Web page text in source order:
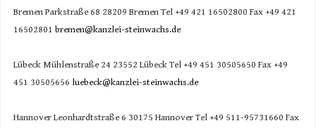
Bremen Parkstraße 68 28209 Bremen Tel +49 421 16502800 Fax +49 421
16502801 bremen@kanzlei-steinwachs.de
Lübeck Mühlenstraße 24 23552 Lübeck Tel +49 451 30505650 Fax +49
451 30505656 luebeck@kanzlei-steinwachs.de
Hannover Leonhardtstraße 6 30175 Hannover Tel +49 511-95731660 Fax